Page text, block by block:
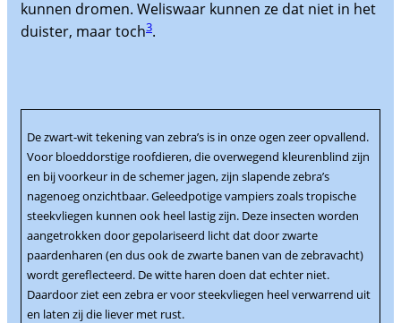
kunnen dromen. Weliswaar kunnen ze dat niet in het
duister, maar toch3.
De zwart-wit tekening van zebra’s is in onze ogen zeer opvallend.
Voor bloeddorstige roofdieren, die overwegend kleurenblind zijn
en bij voorkeur in de schemer jagen, zijn slapende zebra’s
nagenoeg onzichtbaar. Geleedpotige vampiers zoals tropische
steekvliegen kunnen ook heel lastig zijn. Deze insecten worden
aangetrokken door gepolariseerd licht dat door zwarte
paardenharen (en dus ook de zwarte banen van de zebravacht)
wordt gereflecteerd. De witte haren doen dat echter niet.
Daardoor ziet een zebra er voor steekvliegen heel verwarrend uit
en laten zij die liever met rust.